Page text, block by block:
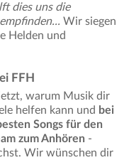
dies uns die
Wir siegen
Helden und
FFH
warum Musik dir
helfen kann und bei
Songs für den
zum Anhören -
Wir wünschen dir